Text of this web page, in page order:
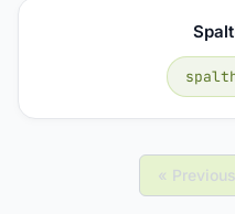
« Previous